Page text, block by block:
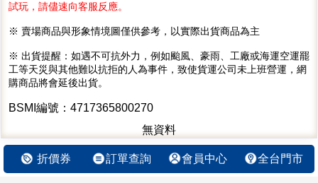
試玩，請儘速向客服反應。
※ 賣場商品與形象情境圖僅供參考，以實際出貨商品為主
※ 出貨提醒：如遇不可抗外力，例如颱風、豪雨、工廠或海運空運罷
工等天災與其他難以抗拒的人為事件，致使貨運公司未上班營運，網
購商品將會延後出貨。
BSMI編號：4717365800270
無資料
折價券 訂單查詢 會員中心 全台門市